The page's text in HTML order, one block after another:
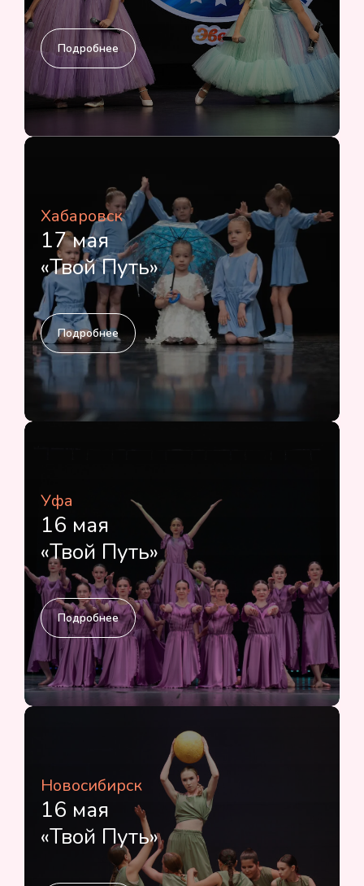
Подробнее
Хабаровск
17 мая
«Твой Путь»
Подробнее
Уфа
16 мая
«Твой Путь»
Подробнее
Новосибирск
16 мая
«Твой Путь»